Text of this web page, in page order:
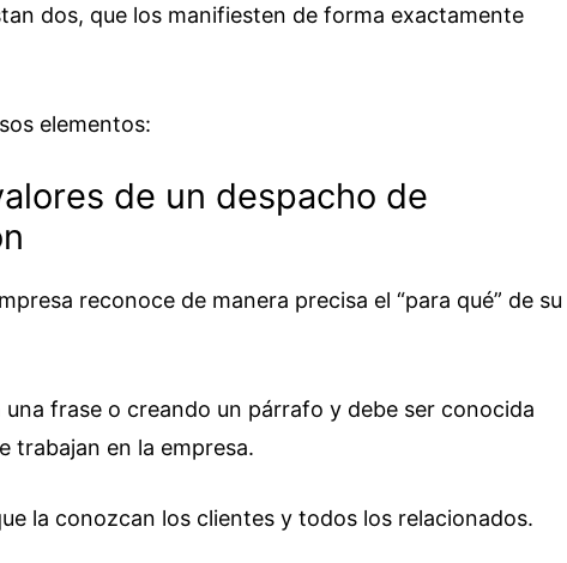
dos, que los manifiesten de forma exactamente
elementos:
de un despacho de
reconoce de manera precisa el “para qué” de su
una frase o creando un párrafo y debe ser conocida
trabajan en la empresa.
la conozcan los clientes y todos los relacionados.